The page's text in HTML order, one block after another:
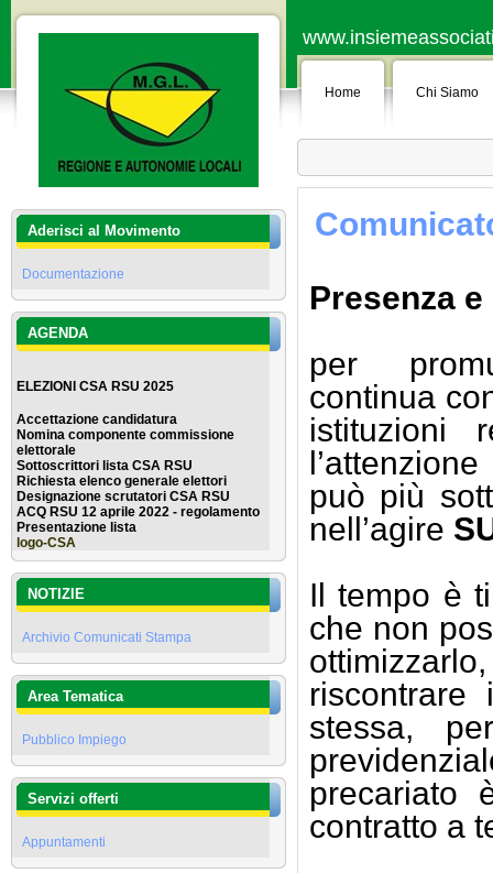
Aderisci al Movimento
Documentazione
AGENDA
ELEZIONI CSA RSU 2025
Accettazione candidatura
Nomina componente commissione
elettorale
Sottoscrittori lista CSA RSU
Richiesta elenco generale elettori
Designazione scrutatori CSA RSU
ACQ RSU 12 aprile 2022 - regolamento
Presentazione lista
logo-CSA
NOTIZIE
Archivio Comunicati Stampa
Area Tematica
Pubblico Impiego
Servizi offerti
Appuntamenti
Home Chi Siamo
Presenza
per
continua
istituzioni
può più
nell’agire
Il tempo è
che non
stessa,
precariato
contratto a